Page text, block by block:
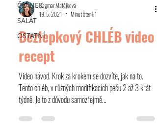
ČLÁNEK
SALÁT
OSTATNÍ
Dagmar Matějková
19. 5. 2021
Minut čtení: 1
Bezlepkový CHLÉB video
recept
Video návod. Krok za krokem se dozvíte, jak na to.
Tento chléb, v různých modifikacích peču 2 až 3 krát
týdně. Je to z důvodu samozřejmě...